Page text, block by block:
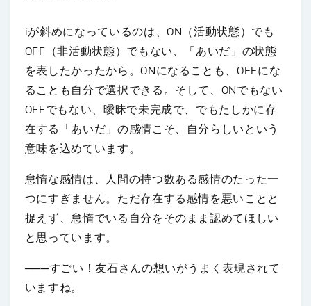
iが斜めになっているのは、ON（活動状態）でも
OFF（非活動状態）でもない、「あいだ」の状態
を表したかったから。ONになることも、OFFにな
ることも自分で選択できる。そして、ONでもない
OFFでもない、曖昧で未完成で、でもたしかに存
在する「あいだ」の感情こそ、自分らしいという
意味を込めています。
怠惰な感情は、人間の持つ数ある感情のたった一
つにすぎません。ただ存在する感情を悪いことと
捉えず、怠惰でいる自分をそのまま認めてほしい
と思っています。
───すごい！友石さんの想いがうまく表現されて
いますね。